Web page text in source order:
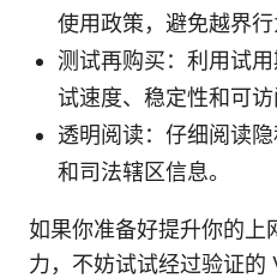
使用政策，避免越界行
测试再购买：利用试
试速度、稳定性和可访
透明阅读：仔细阅读
和司法辖区信息。
如果你准备好提升你的上
力，不妨试试经过验证的